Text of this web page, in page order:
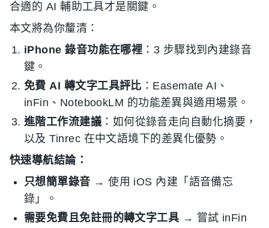
合適的 AI 輔助工具才是關鍵。
本文將為你釐清：
iPhone 錄音功能在哪裡 ：3 步驟找到內建錄音
鍵。
免費 AI 轉文字工具評比 ：Easemate AI、
inFin、NotebookLM 的功能差異與適用場景。
進階工作流建議 ：如何從錄音走向自動化摘要，
以及 Tinrec 在中文語境下的差異化優勢。
快速導航結論：
只想簡單錄音 → 使用 iOS 內建「語音備忘
錄」。
需要免費且免註冊的轉文字工具 → 嘗試 inFin